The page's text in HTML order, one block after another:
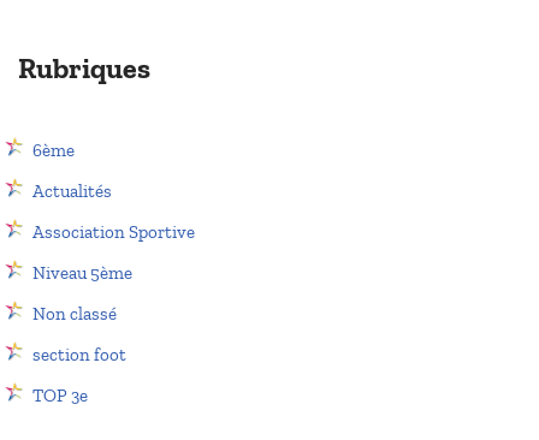
Rubriques
6ème
Actualités
Association Sportive
Niveau 5ème
Non classé
section foot
TOP 3e